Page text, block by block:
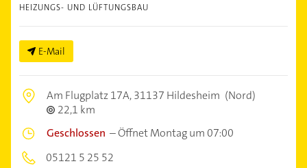
HEIZUNGS- UND LÜFTUNGSBAU
E-Mail
Am Flugplatz 17A,31137 Hildesheim (Nord)
22,1 km
Geschlossen –Öffnet Montag um 07:00
05121 5 25 52